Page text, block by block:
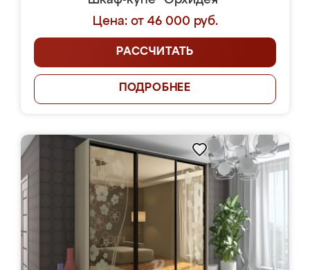
Цена: от 46 000 руб.
РАССЧИТАТЬ
ПОДРОБНЕЕ